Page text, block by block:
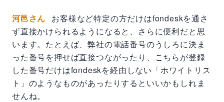
河邑さん
お客様など特定の方だけはfondeskを通さ
ず直接かけられるようになると、さらに便利だと思
います。たとえば、弊社の電話番号のうしろに決ま
った番号を押せば直接つながったり、こちらが登録
した番号だけはfondeskを経由しない「ホワイトリス
ト」のようなものがあったりするといいかもしれま
せんね。